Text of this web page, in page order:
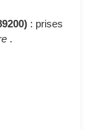
: prises
.